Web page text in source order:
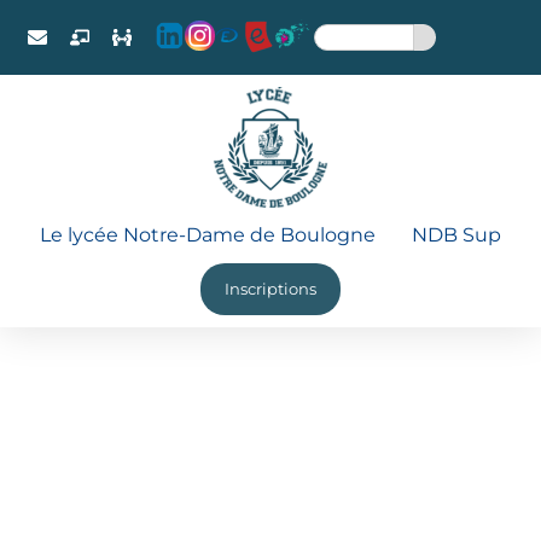
Le lycée Notre-Dame de Boulogne NDB Sup
Inscriptions